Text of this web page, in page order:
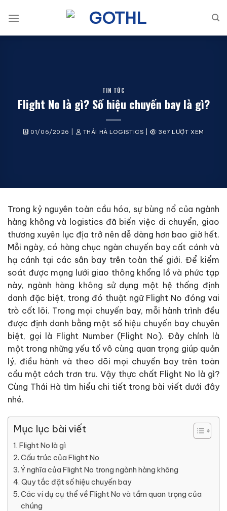
qua
TIN TỨC
Flight No là gì? Số hiệu chuyến bay là gì?
01/06/2026 THÁI HÀ LOGISTICS 367 LƯỢT XEM
Trong kỷ nguyên toàn cầu hóa, sự bùng nổ của ngành
hàng không và logistics đã biến việc di chuyển, giao
thương xuyên lục địa trở nên dễ dàng hơn bao giờ hết.
Mỗi ngày, có hàng chục ngàn chuyến bay cất cánh và
hạ cánh tại các sân bay trên toàn thế giới. Để kiểm
soát được mạng lưới giao thông khổng lồ và phức tạp
này, ngành hàng không sử dụng một hệ thống định
danh đặc biệt, trong đó thuật ngữ Flight No đóng vai
trò cốt lõi. Trong mọi chuyến bay, mỗi hành trình đều
được định danh bằng một số hiệu chuyến bay chuyên
biệt, gọi là Flight Number (Flight No). Đây chính là
một trong những yếu tố vô cùng quan trọng giúp quản
lý, điều hành và theo dõi mọi chuyến bay trên toàn
cầu một cách trơn tru. Vậy thực chất Flight No là gì?
Cùng Thái Hà tìm hiểu chi tiết trong bài viết dưới đây
nhé.
Mục lục bài viết
Flight No là gì
Cấu trúc của Flight No
Ý nghĩa của Flight No trong ngành hàng không
Quy tắc đặt số hiệu chuyến bay
Các ví dụ cụ thể về Flight No và tầm quan trọng của
chúng